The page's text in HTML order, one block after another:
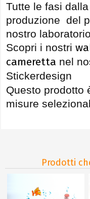
Tutte le fasi
produzione del
nostro
Scopri i nostri
cameretta nel
Stickerdesign
Questo prodotto
misure
Prodotti